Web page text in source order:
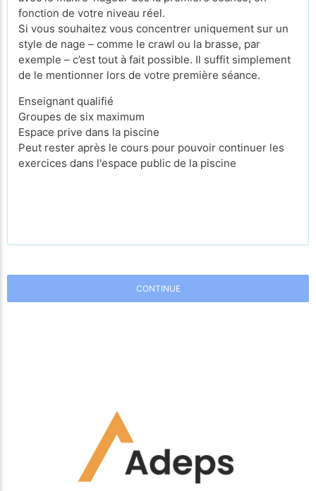
fonction de votre niveau réel.
Si vous souhaitez vous concentrer uniquement sur un
style de nage – comme le crawl ou la brasse, par
exemple – c’est tout à fait possible. Il suffit simplement
de le mentionner lors de votre première séance.
Enseignant qualifié
Groupes de six maximum
Espace prive dans la piscine
Peut rester après le cours pour pouvoir continuer les
exercices dans l'espace public de la piscine
CONTINUE